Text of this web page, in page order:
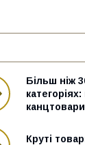
Більш ніж
Круті